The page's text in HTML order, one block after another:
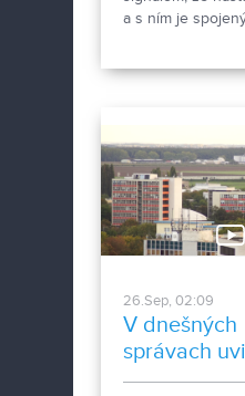
a s ním je
26.Sep, 02:09
V dnešných
správach